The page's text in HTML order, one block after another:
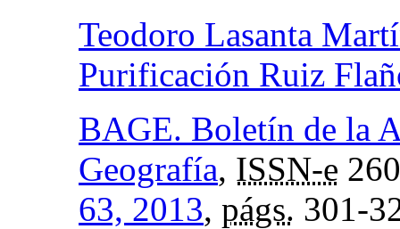
Teodoro Lasanta
Purificación Ruiz
BAGE. Boletín de la
Geografía, ISSN-e
63, 2013, págs. 301-